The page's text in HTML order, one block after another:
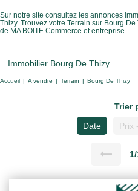
Sur notre site consultez les annonces
Thizy. Trouvez votre Terrain sur Bourg
de MA BOITE Commerce et entreprise.
Immobilier Bourg De Thizy
Accueil A vendre Terrain Bourg De Thizy
Trier
Date
Prix